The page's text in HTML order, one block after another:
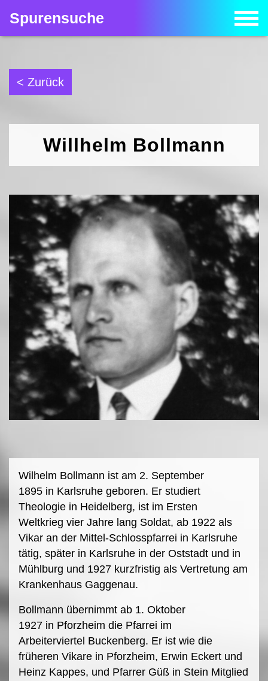
Spurensuche
< Zurück
Willhelm Bollmann
Wilhelm Bollmann ist am 2. September
1895 in Karlsruhe geboren. Er studiert
Theologie in Heidelberg, ist im Ersten
Weltkrieg vier Jahre lang Soldat, ab 1922 als
Vikar an der Mittel-Schlosspfarrei in Karlsruhe
tätig, später in Karlsruhe in der Oststadt und in
Mühlburg und 1927 kurzfristig als Vertretung am
Krankenhaus Gaggenau.
Bollmann übernimmt ab 1. Oktober
1927 in Pforzheim die Pfarrei im
Arbeiterviertel Buckenberg. Er ist wie die
früheren Vikare in Pforzheim, Erwin Eckert und
Heinz Kappes, und Pfarrer Güß in Stein Mitglied